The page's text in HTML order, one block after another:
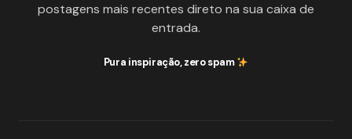
postagens mais recentes direto na sua caixa de
entrada.
Pura inspiração, zero spam